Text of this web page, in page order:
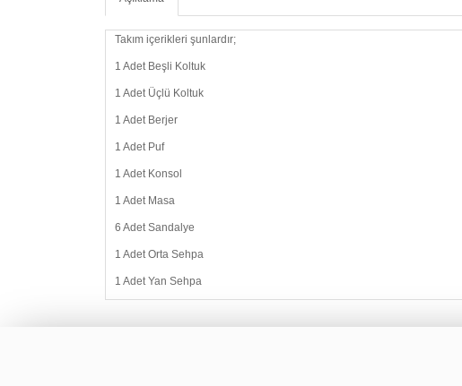
Takım içerikleri şunlardır;
1 Adet Beşli Koltuk
1 Adet Üçlü Koltuk
1 Adet Berjer
1 Adet Puf
1 Adet Konsol
1 Adet Masa
6 Adet Sandalye
1 Adet Orta Sehpa
1 Adet Yan Sehpa